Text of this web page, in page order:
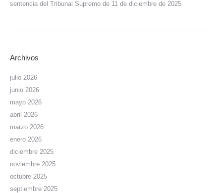
sentencia del Tribunal Supremo de 11 de diciembre de 2025
Archivos
julio 2026
junio 2026
mayo 2026
abril 2026
marzo 2026
enero 2026
diciembre 2025
noviembre 2025
octubre 2025
septiembre 2025